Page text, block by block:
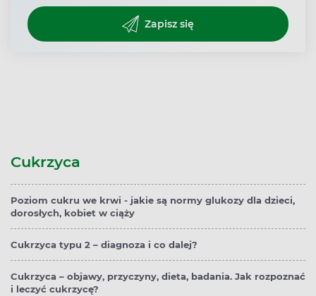
Zapisz się
Cukrzyca
Poziom cukru we krwi - jakie są normy glukozy dla dzieci,
dorosłych, kobiet w ciąży
Cukrzyca typu 2 – diagnoza i co dalej?
Cukrzyca – objawy, przyczyny, dieta, badania. Jak rozpoznać
i leczyć cukrzycę?